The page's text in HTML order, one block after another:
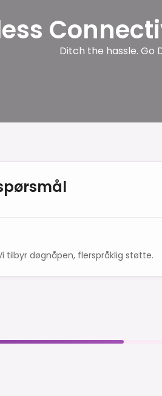
Ditch the hassle. Go
tilbyr døgnåpen, flerspråklig støtte.